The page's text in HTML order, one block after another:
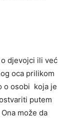
djevojci ili već
oca prilikom
o osobi koja je
putem
može da